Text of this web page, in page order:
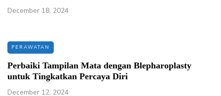
December 18, 2024
PERAWATAN
Perbaiki Tampilan Mata dengan Blepharoplasty
untuk Tingkatkan Percaya Diri
December 12, 2024